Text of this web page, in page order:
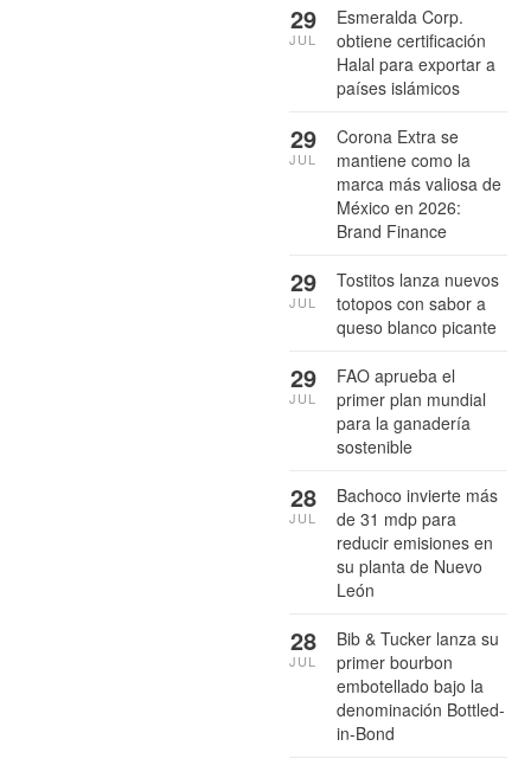
Esmeralda Corp.
obtiene certificación
Halal para exportar a
países islámicos
29
JUL
Corona Extra se
mantiene como la
marca más valiosa de
México en 2026:
Brand Finance
29
JUL
Tostitos lanza nuevos
totopos con sabor a
queso blanco picante
29
JUL
FAO aprueba el
primer plan mundial
para la ganadería
sostenible
29
JUL
Bachoco invierte más
de 31 mdp para
reducir emisiones en
su planta de Nuevo
León
28
JUL
Bib & Tucker lanza su
primer bourbon
embotellado bajo la
denominación Bottled-
in-Bond
28
JUL